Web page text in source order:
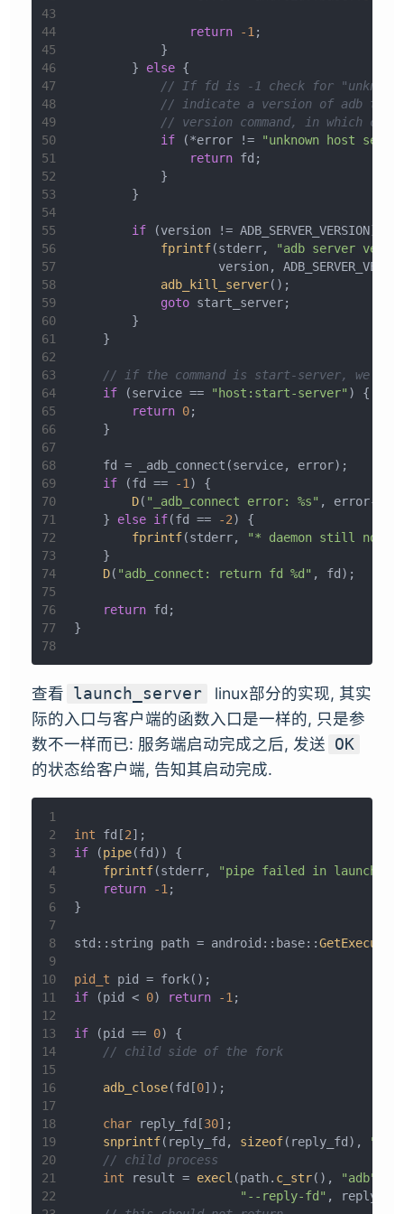
43
44
45
46
47
48
49
50
51
52
53
54
55
56
57
58
59
60
61
62
63
64
65
66
67
68
69
70
71
72
73
74
75
76
77
78
return
-1 ;
	    }
	}
else {
// If fd is -1 check for "unknown
// indicate a version of adb that
// version command, in which
if (*error !=
"unknown host
return fd;
	    }
	}
if (version != ADB_SERVER_VERSION) {
fprintf(stderr,
"adb server
version,
adb_kill_server();
goto start_server;
	}
    }
// if the command is start-server, we are
if (service == "host:start-server" ) {
return 0;
    }
    fd = _adb_connect(service, error);
if (fd == -1 ) {
D( "_adb_connect error: %s" , error->
    }
else if(fd == -2) {
fprintf(stderr,
"* daemon still not
    }
D( "adb_connect: return fd %d" , fd);
return fd;
}
查看 launch_server
linux部分的实现, 其实
际的入口与客户端的函数入口是一样的, 只是参
数不一样而已: 服务端启动完成之后, 发送 OK
的状态给客户端, 告知其启动完成.
1
2
3
4
5
6
7
8
9
10
11
12
13
14
15
16
17
18
19
20
21
22
int fd[2];
if (pipe(fd)) {
fprintf(stderr,
"pipe failed in
return
-1;
}
std::string path = android::base::
pid_t pid = fork();
if (pid < 0) return -1;
if (pid == 0) {
// child side of the fork
adb_close(fd[0]);
char reply_fd[30];
snprintf(reply_fd, sizeof(reply_fd), "%d"
// child process
int result = execl (path. c_str(), "adb"
"--reply-fd" ,